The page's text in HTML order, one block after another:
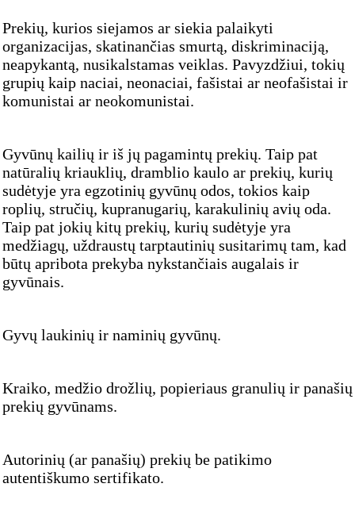
Prekių, kurios siejamos ar siekia palaikyti
organizacijas, skatinančias smurtą, diskriminaciją,
neapykantą, nusikalstamas veiklas. Pavyzdžiui, tokių
grupių kaip naciai, neonaciai, fašistai ar neofašistai ir
komunistai ar neokomunistai.
Gyvūnų kailių ir iš jų pagamintų prekių. Taip pat
natūralių kriauklių, dramblio kaulo ar prekių, kurių
sudėtyje yra egzotinių gyvūnų odos, tokios kaip
roplių, stručių, kupranugarių, karakulinių avių oda.
Taip pat jokių kitų prekių, kurių sudėtyje yra
medžiagų, uždraustų tarptautinių susitarimų tam, kad
būtų apribota prekyba nykstančiais augalais ir
gyvūnais.
Gyvų laukinių ir naminių gyvūnų.
Kraiko, medžio drožlių, popieriaus granulių ir panašių
prekių gyvūnams.
Autorinių (ar panašių) prekių be patikimo
autentiškumo sertifikato.